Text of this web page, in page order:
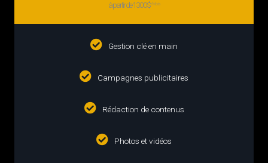
à partir de 1300$/Mois
Gestion clé en main
Campagnes publicitaires
Rédaction de contenus
Photos et vidéos